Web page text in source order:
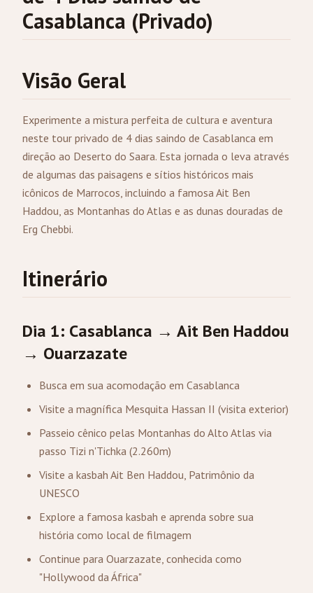
Casablanca (Privado)
Visão Geral
Experimente a mistura perfeita de cultura e aventura
neste tour privado de 4 dias saindo de Casablanca em
direção ao Deserto do Saara. Esta jornada o leva através
de algumas das paisagens e sítios históricos mais
icônicos de Marrocos, incluindo a famosa Ait Ben
Haddou, as Montanhas do Atlas e as dunas douradas de
Erg Chebbi.
Itinerário
Dia 1: Casablanca → Ait Ben Haddou
→ Ouarzazate
Busca em sua acomodação em Casablanca
Visite a magnífica Mesquita Hassan II (visita exterior)
Passeio cênico pelas Montanhas do Alto Atlas via
passo Tizi n'Tichka (2.260m)
Visite a kasbah Ait Ben Haddou, Patrimônio da
UNESCO
Explore a famosa kasbah e aprenda sobre sua
história como local de filmagem
Continue para Ouarzazate, conhecida como
"Hollywood da África"